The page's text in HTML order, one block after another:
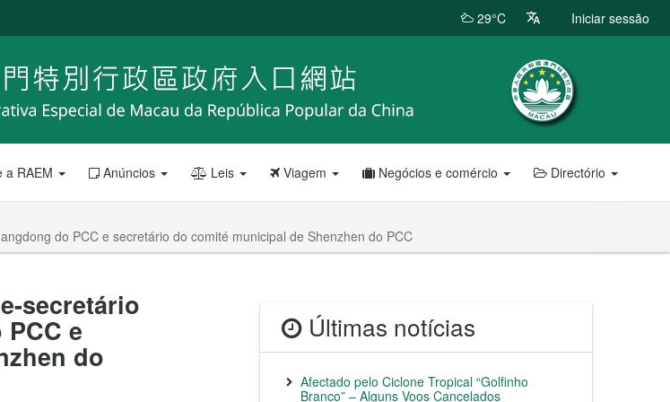
29°C Iniciar sessão
a RAEM Anúncios Leis Viagem Negócios e comércio Directório
do PCC e secretário do comité municipal de Shenzhen do PCC
secretário
e
do
Últimas notícias
Afectado pelo Ciclone Tropical “Golfinho
Branco” – Alguns Voos Cancelados